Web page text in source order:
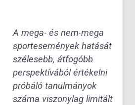
A mega- és nem-mega
sportesemények hatását
szélesebb, átfogóbb
perspektívából értékelni
próbáló tanulmányok
száma viszonylag limitált